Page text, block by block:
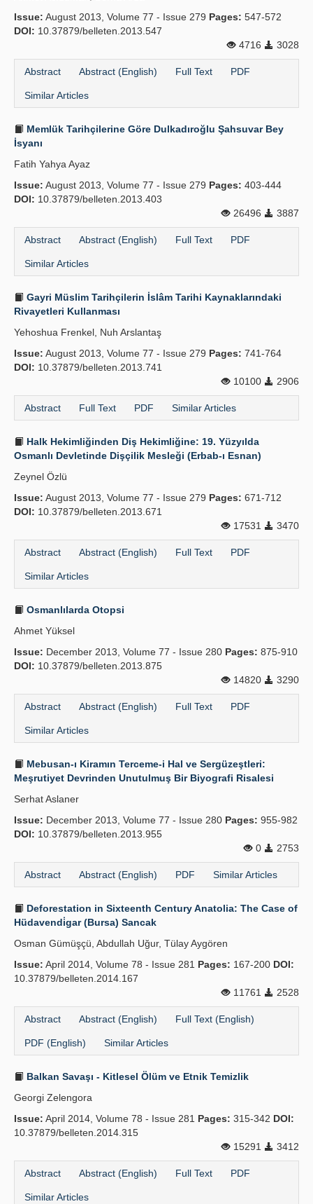
Issue: August 2013, Volume 77 - Issue 279 Pages: 547-572
DOI: 10.37879/belleten.2013.547
4716
3028
Abstract Abstract (English) Full Text PDF
Similar Articles
Memlük Tarihçilerine Göre Dulkadır­oğlu Şahsuvar Bey
İsyanı
Fatih Yahya Ayaz
Issue: August 2013, Volume 77 - Issue 279 Pages: 403-444
DOI: 10.37879/belleten.2013.403
26496
3887
Abstract Abstract (English) Full Text PDF
Similar Articles
Gayri Müslim Tarihçilerin İslâm Tarihi Kaynaklarındaki
Rivayetleri Kullanması
Yehoshua Frenkel, Nuh Arslantaş
Issue: August 2013, Volume 77 - Issue 279 Pages: 741-764
DOI: 10.37879/belleten.2013.741
10100
2906
Abstract Full Text PDF Similar Articles
Halk Hekimliğinden Diş Hekimliğine: 19. Yüzyılda
Osmanlı Devletinde Dişçilik Mesleği (Erbab-ı Esnan)
Zeynel Özlü
Issue: August 2013, Volume 77 - Issue 279 Pages: 671-712
DOI: 10.37879/belleten.2013.671
17531
3470
Abstract Abstract (English) Full Text PDF
Similar Articles
Osmanlılarda Otopsi
Ahmet Yüksel
Issue: December 2013, Volume 77 - Issue 280 Pages: 875-910
DOI: 10.37879/belleten.2013.875
14820
3290
Abstract Abstract (English) Full Text PDF
Similar Articles
Mebusan-ı Kiramın Terceme-i Hal ve Sergüzeştleri:
Meşrutiyet Devrinden Unutulmuş Bir Biyografi Risalesi
Serhat Aslaner
Issue: December 2013, Volume 77 - Issue 280 Pages: 955-982
DOI: 10.37879/belleten.2013.955
0
2753
Abstract Abstract (English) PDF Similar Articles
Deforestation in Sixteenth Century Anatolia: The Case of
Hüdavendi̇gar (Bursa) Sancak
Osman Gümüşçü, Abdullah Uğur, Tülay Aygören
Issue: April 2014, Volume 78 - Issue 281 Pages: 167-200 DOI:
10.37879/belleten.2014.167
11761
2528
Abstract Abstract (English) Full Text (English)
PDF (English) Similar Articles
Balkan Savaşı - Kitlesel Ölüm ve Etnik Temizlik
Georgi Zelengora
Issue: April 2014, Volume 78 - Issue 281 Pages: 315-342 DOI:
10.37879/belleten.2014.315
15291
3412
Abstract Abstract (English) Full Text PDF
Similar Articles